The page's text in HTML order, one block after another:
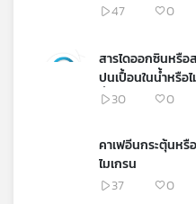
47
0
สารไดออกซินหรือ
ปนเปื้อนในน้ำหรือ
น้ำพลาสติกแช่ตู้เย็
30 0
คาเฟอีนกระตุ้นหรื
ไมเกรน
37
0